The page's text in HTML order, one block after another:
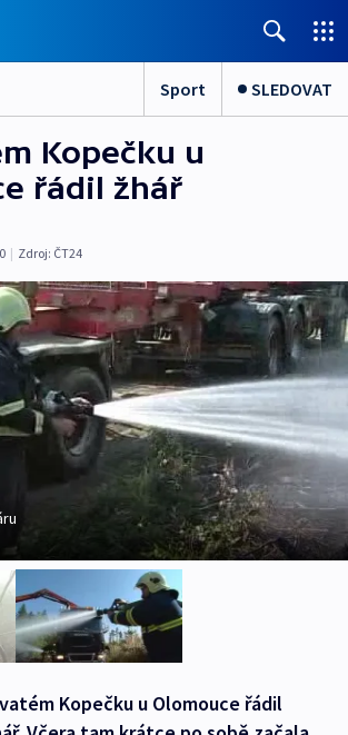
Sport SLEDOVAT
Kopečku u
řádil žhář
| Zdroj: ČT24
Kopečku u Olomouce řádil